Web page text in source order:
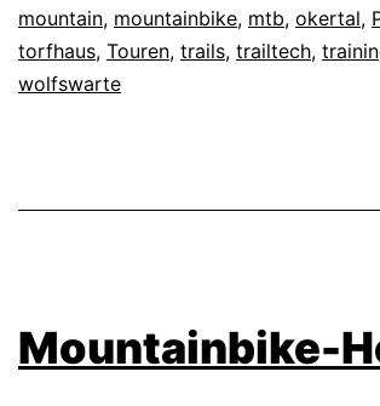
mountain, mountainbike, mtb, okertal,
torfhaus, Touren, trails, trailtech,
wolfswarte
Mountainbike-